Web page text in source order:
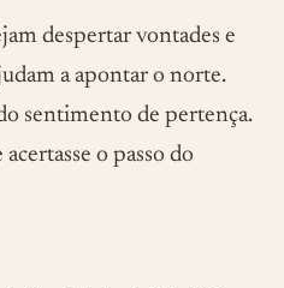
despertar vontades e
a apontar o norte.
sentimento de pertença.
o passo do